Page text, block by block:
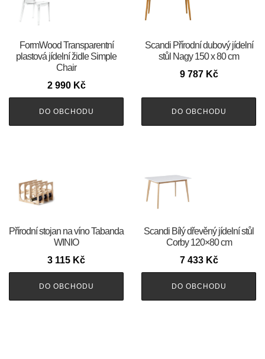
FormWood Transparentní
plastová jídelní židle Simple
Chair
2 990 Kč
DO OBCHODU
Scandi Přírodní dubový jídelní
stůl Nagy 150 x 80 cm
9 787 Kč
DO OBCHODU
Přírodní stojan na víno Tabanda
WINIO
3 115 Kč
DO OBCHODU
Scandi Bílý dřevěný jídelní stůl
Corby 120×80 cm
7 433 Kč
DO OBCHODU